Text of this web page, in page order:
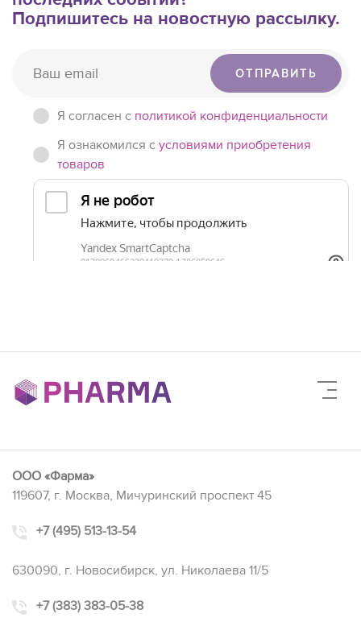
Подпишитесь на новостную рассылку.
ОТПРАВИТЬ
Я согласен c политикой конфиденциальности
Я ознакомился с условиями приобретения
товаров
ООО «Фарма»
119607, г. Москва, Мичуринский проспект 45
+7 (495) 513-13-54
630090, г. Новосибирск, ул. Николаева 11/5
+7 (383) 383-05-38